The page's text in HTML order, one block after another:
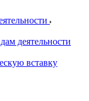
деятельности
вставку